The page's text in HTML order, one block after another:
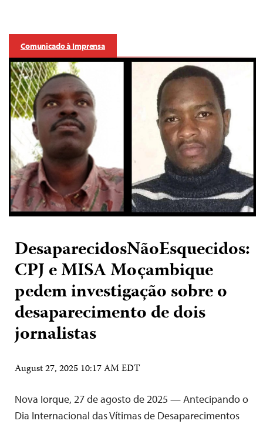
Comunicado à Imprensa
DesaparecidosNãoEsquecidos:
CPJ e MISA Moçambique
pedem investigação sobre o
desaparecimento de dois
jornalistas
August 27, 2025 10:17 AM EDT
Nova Iorque, 27 de agosto de 2025 — Antecipando o
Dia Internacional das Vítimas de Desaparecimentos